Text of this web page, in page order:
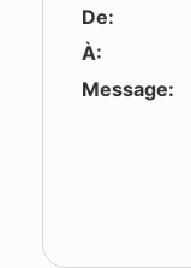
De:
À:
Message: